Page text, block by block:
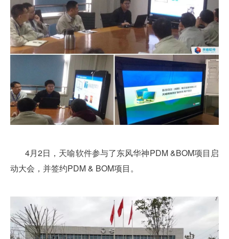
4月2日，天喻软件参与了东风华神PDM &BOM项目启
动大会，并签约PDM & BOM项目。